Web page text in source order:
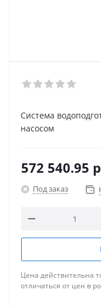
Система
насосом
572 540.95
Под заказ
Цена действительна
отличаться от цен в